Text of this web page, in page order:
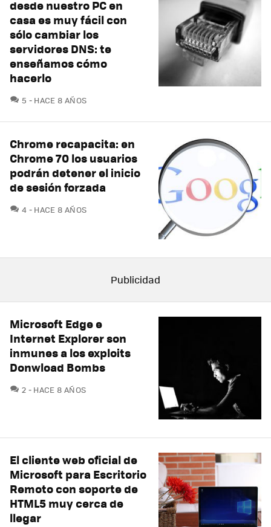
desde nuestro PC en
casa es muy fácil con
sólo cambiar los
servidores DNS: te
enseñamos cómo
hacerlo
5 COMENTARIOS
HACE 8 AÑOS
Chrome recapacita: en
Chrome 70 los usuarios
podrán detener el inicio
de sesión forzada
4 COMENTARIOS
HACE 8 AÑOS
Microsoft Edge e
Internet Explorer son
inmunes a los exploits
Donwload Bombs
2 COMENTARIOS
HACE 8 AÑOS
El cliente web oficial de
Microsoft para Escritorio
Remoto con soporte de
HTML5 muy cerca de
llegar